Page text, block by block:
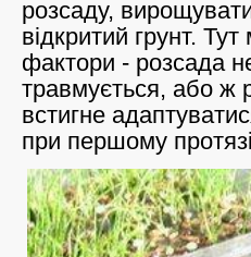
розсаду,
відкритий грунт.
фактори - розсада
травмується, або ж
встигне
при першому